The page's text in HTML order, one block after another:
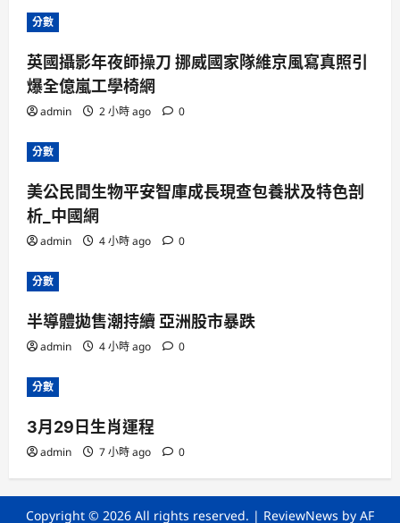
分數
英國攝影年夜師操刀 挪威國家隊維京風寫真照引
爆全億嵐工學椅網
admin 2 小時 ago 0
分數
美公民間生物平安智庫成長現查包養狀及特色剖
析_中國網
admin 4 小時 ago 0
分數
半導體拋售潮持續 亞洲股市暴跌
admin 4 小時 ago 0
分數
3月29日生肖運程
admin 7 小時 ago 0
Copyright © 2026 All rights reserved. | ReviewNews by AF